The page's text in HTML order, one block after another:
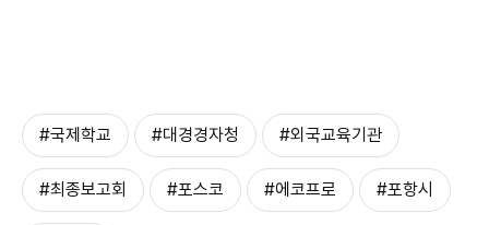
#국제학교 #대경경자청 #외국교육기관
#최종보고회 #포스코 #에코프로 #포항시